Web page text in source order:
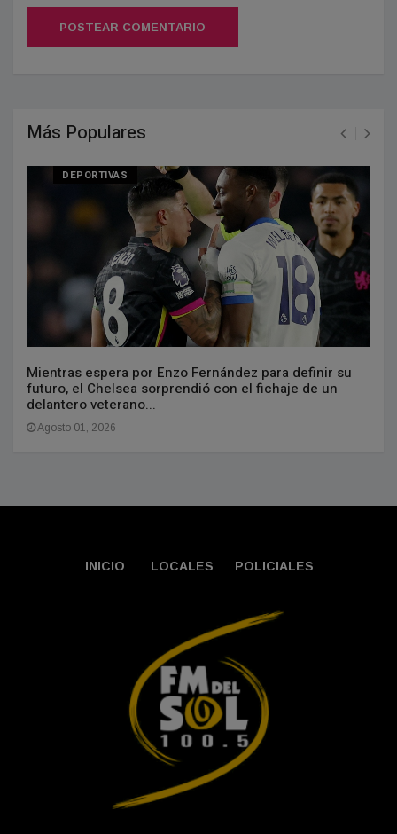
POSTEAR COMENTARIO
Más Populares
DEPORTIVAS
Mientras espera por Enzo Fernández para definir su
futuro, el Chelsea sorprendió con el fichaje de un
delantero veterano...
Agosto 01, 2026
INICIO LOCALES POLICIALES